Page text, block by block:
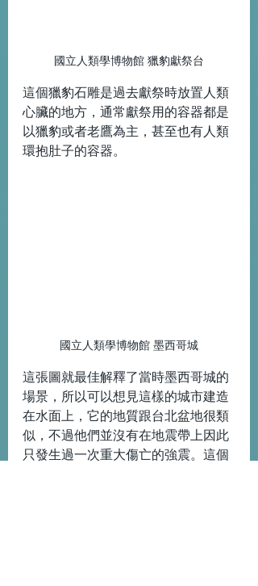
國立人類學博物館 獵豹獻祭台
這個獵豹石雕是過去獻祭時放置人類
心臟的地方，通常獻祭用的容器都是
以獵豹或者老鷹為主，甚至也有人類
環抱肚子的容器。
國立人類學博物館 墨西哥城
這張圖就最佳解釋了當時墨西哥城的
場景，所以可以想見這樣的城市建造
在水面上，它的地質跟台北盆地很類
似，不過他們並沒有在地震帶上因此
只發生過一次重大傷亡的強震。這個